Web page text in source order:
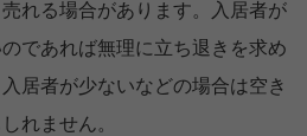
れる場合があります。入居者が
であれば無理に立ち退きを求め
居者が少ないなどの場合は空き
れません。